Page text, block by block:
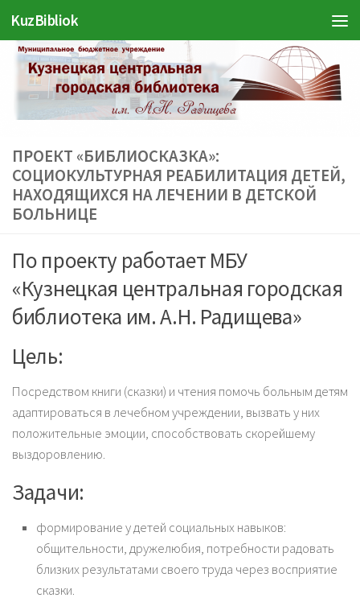
Перейти к содержимому
KuzBibliok
ПРОЕКТ «БИБЛИОСКАЗКА»:
СОЦИОКУЛЬТУРНАЯ РЕАБИЛИТАЦИЯ ДЕТЕЙ,
НАХОДЯЩИХСЯ НА ЛЕЧЕНИИ В ДЕТСКОЙ
БОЛЬНИЦЕ
По проекту работает МБУ
«Кузнецкая центральная городская
библиотека им. А.Н. Радищева»
Цель:
Посредством книги (сказки) и чтения помочь больным детям
адаптироваться в лечебном учреждении, вызвать у них
положительные эмоции, способствовать скорейшему
выздоровлению.
Задачи:
формирование у детей социальных навыков:
общительности, дружелюбия, потребности радовать
близких результатами своего труда через восприятие
сказки.